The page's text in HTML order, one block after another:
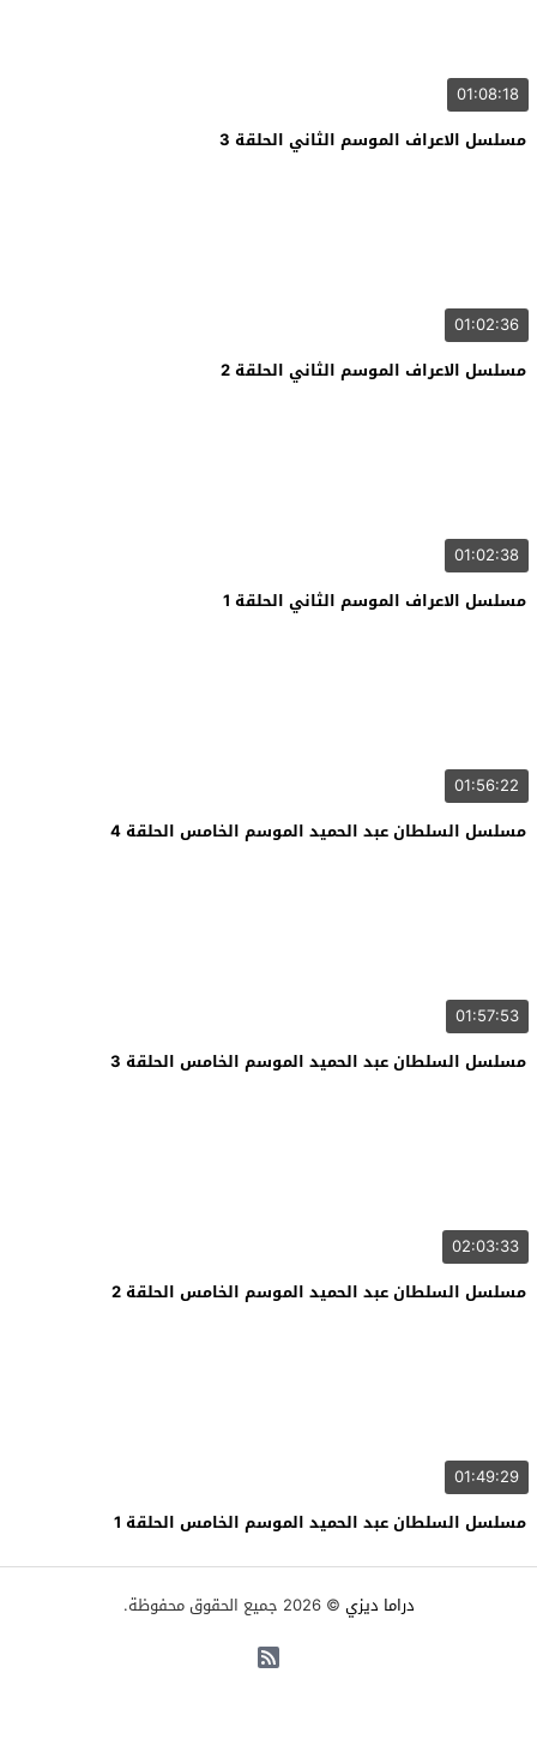
01:08:18
مسلسل الاعراف الموسم الثاني الحلقة 3
01:02:36
مسلسل الاعراف الموسم الثاني الحلقة 2
01:02:38
مسلسل الاعراف الموسم الثاني الحلقة 1
01:56:22
مسلسل السلطان عبد الحميد الموسم الخامس الحلقة 4
01:57:53
مسلسل السلطان عبد الحميد الموسم الخامس الحلقة 3
02:03:33
مسلسل السلطان عبد الحميد الموسم الخامس الحلقة 2
01:49:29
مسلسل السلطان عبد الحميد الموسم الخامس الحلقة 1
دراما ديزي © 2026 جميع الحقوق محفوظة.